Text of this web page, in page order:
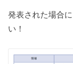
発表された場合に
い！